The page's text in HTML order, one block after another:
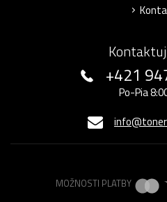
+421
Po-Pia
MOŽNOSTI PLATBY